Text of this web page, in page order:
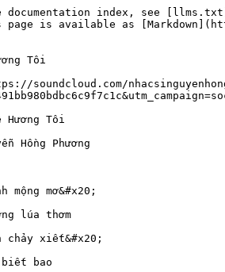
documentation index, see
is available as
Tôi
soundcloud.com/
Hương Tôi
Hồng Phương
mơ&#x20;
lúa thơm
chảy xiết&#x20;
biết bao